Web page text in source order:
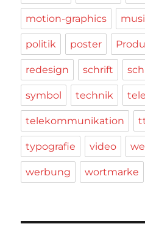
motion-graphics
politik poster
redesign schrift
symbol technik
telekommunikation
typografie video
werbung wortmarke